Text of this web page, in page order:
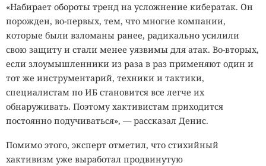
«Набирает обороты тренд на усложнение кибератак. Он
порожден, во-первых, тем, что многие компании,
которые были взломаны ранее, радикально усилили
свою защиту и стали менее уязвимы для атак. Во-вторых,
если злоумышленники из раза в раз применяют один и
тот же инструментарий, техники и тактики,
специалистам по ИБ становится все легче их
обнаруживать. Поэтому хактивистам приходится
постоянно подучиваться», — рассказал Денис.
Помимо этого, эксперт отметил, что стихийный
хактивизм уже выработал продвинутую